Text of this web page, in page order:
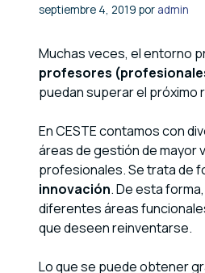
septiembre 4, 2019 por admin
Muchas veces, el entorno
profesores
puedan superar el
En CESTE contamos con
áreas de gestión de mayor
profesionales. Se trata de
innovación. De esta
diferentes áreas
que deseen reinventarse.
Lo que se puede obtener